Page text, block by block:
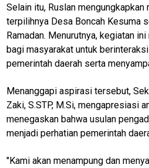
Selain itu, Ruslan mengungkapkan
terpilihnya Desa Boncah Kesuma
Ramadan. Menurutnya, kegiatan
bagi masyarakat untuk
pemerintah daerah serta
Menanggapi aspirasi tersebut,
Zaki, S.STP, M.Si, mengapresiasi
menegaskan bahwa usulan
menjadi perhatian pemerintah
"Kami akan menampung dan